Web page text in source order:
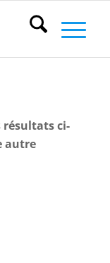
résultats ci-
autre